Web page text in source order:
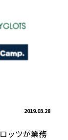
2019.03.28
ッツが業務